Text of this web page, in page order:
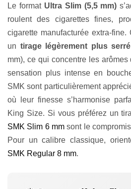
Le format Ultra Slim (5,5 mm)
roulent des cigarettes fines,
cigarette manufacturée extra-
un tirage légèrement plus serré
mm), ce qui concentre les
sensation plus intense en
SMK sont particulièrement
où leur finesse s’harmonise
King Size. Si vous préférez un
SMK Slim 6 mmsont le
Pour un calibre classique,
SMK Regular 8 mm.